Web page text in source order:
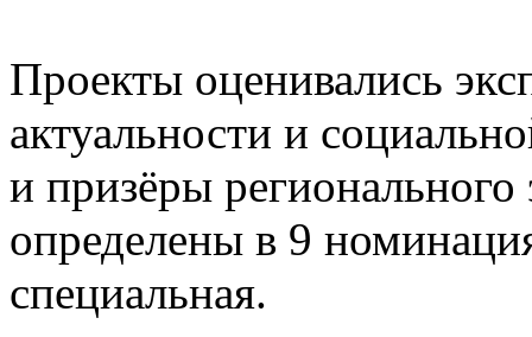
Проекты оценивались
актуальности и
и призёры
определены в 9
специальная.